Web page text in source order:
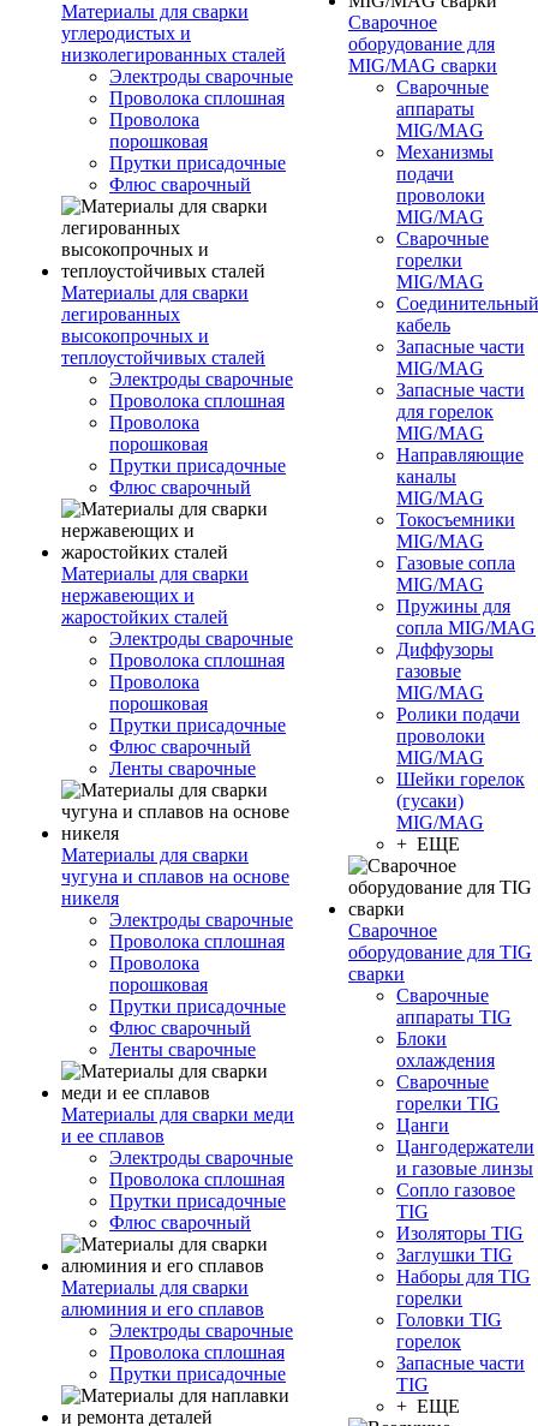
Материалы для сварки
углеродистых и
низколегированных сталей
Электроды сварочные
Проволока сплошная
Проволока
порошковая
Прутки присадочные
Флюс сварочный
Материалы для сварки
легированных
высокопрочных и
теплоустойчивых сталей
Электроды сварочные
Проволока сплошная
Проволока
порошковая
Прутки присадочные
Флюс сварочный
Материалы для сварки
нержавеющих и
жаростойких сталей
Электроды сварочные
Проволока сплошная
Проволока
порошковая
Прутки присадочные
Флюс сварочный
Ленты сварочные
Материалы для сварки
чугуна и сплавов на основе
никеля
Электроды сварочные
Проволока сплошная
Проволока
порошковая
Прутки присадочные
Флюс сварочный
Ленты сварочные
Материалы для сварки меди
и ее сплавов
Электроды сварочные
Проволока сплошная
Прутки присадочные
Флюс сварочный
Материалы для сварки
алюминия и его сплавов
Электроды сварочные
Проволока сплошная
Прутки присадочные
Сварочное
оборудование для
MIG/MAG сварки
Сварочные
аппараты
MIG/MAG
Механизмы
подачи
проволоки
MIG/MAG
Сварочные
горелки
MIG/MAG
Соединительный
кабель
Запасные части
MIG/MAG
Запасные части
для горелок
MIG/MAG
Направляющие
каналы
MIG/MAG
Токосъемники
MIG/MAG
Газовые сопла
MIG/MAG
Пружины для
сопла MIG/MAG
Диффузоры
газовые
MIG/MAG
Ролики подачи
проволоки
MIG/MAG
Шейки горелок
(гусаки)
MIG/MAG
+ ЕЩЕ
Сварочное
оборудование для TIG
сварки
Сварочные
аппараты TIG
Блоки
охлаждения
Сварочные
горелки TIG
Цанги
Цангодержатели
и газовые линзы
Сопло газовое
TIG
Изоляторы TIG
Заглушки TIG
Наборы для TIG
горелки
Головки TIG
горелок
Запасные части
TIG
+ ЕЩЕ